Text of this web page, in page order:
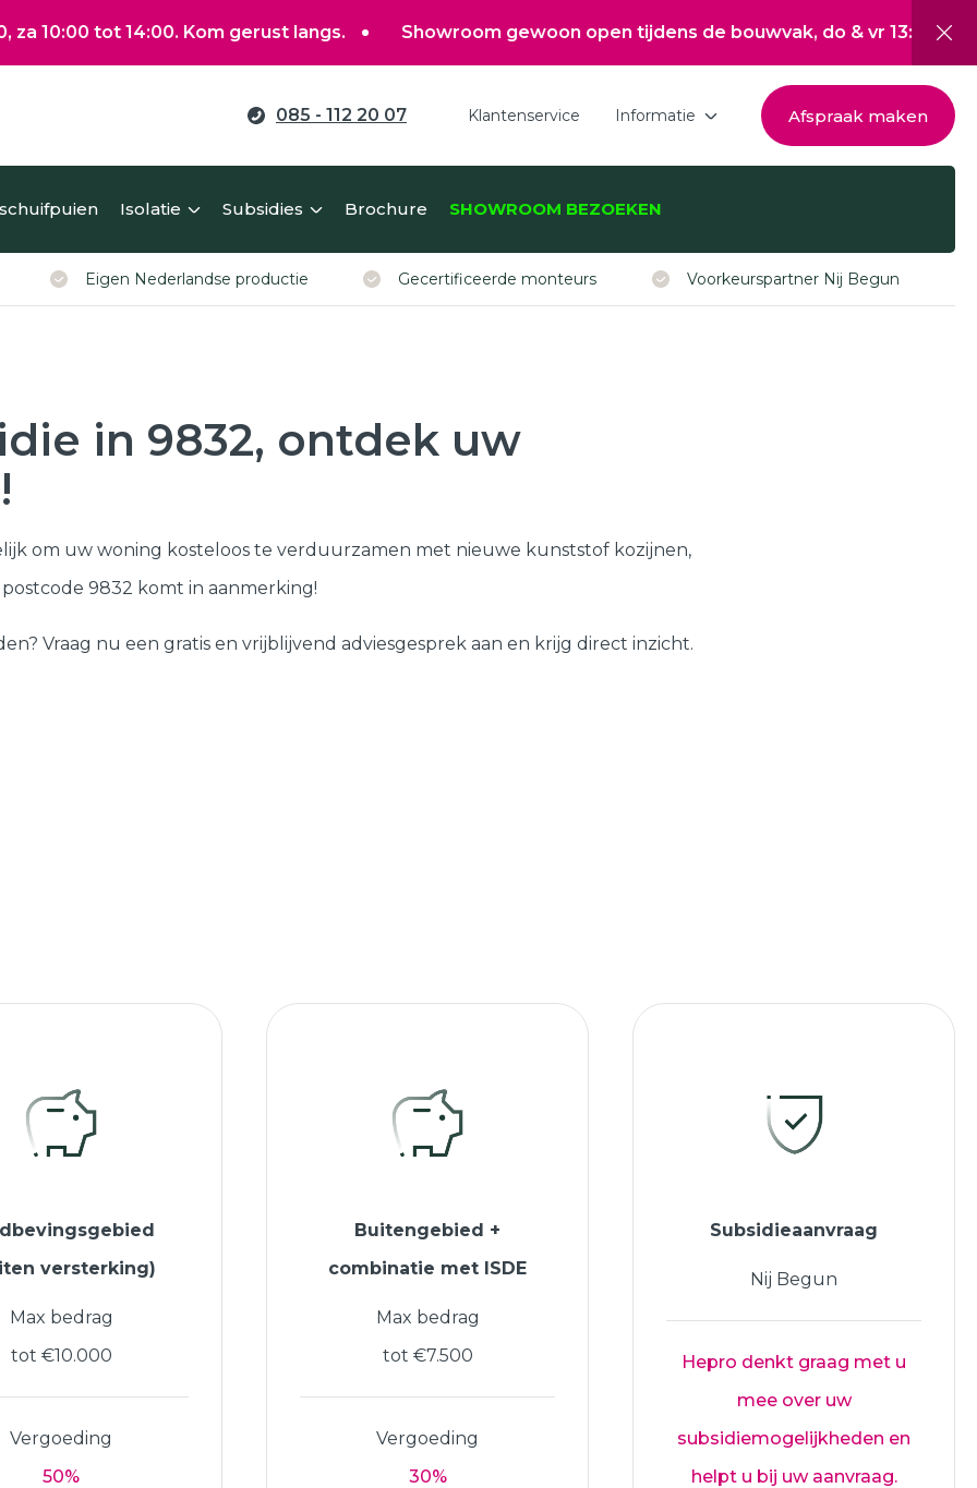
tot 14:00. Kom gerust langs. Showroom gewoon open tijdens de bouwvak, do & vr 13:00 tot 17:00, za
085 - 112 20 07 Klantenservice Informatie
Nieuwsoverzicht
Afspraak maken
Isolatie Subsidies Brochure SHOWROOM BEZOEKEN
Eigen Nederlandse productie Gecertificeerde monteurs Voorkeurspartner Nij Begun
in 9832, ontdek uw
om uw woning kosteloos te verduurzamen met nieuwe kunststof kozijnen,
9832 komt in aanmerking!
Vraag nu een gratis en vrijblijvend adviesgesprek aan en krijg direct inzicht.
versterking)
Max bedrag
tot €10.000
Vergoeding
50%
Buitengebied +
combinatie met ISDE
Max bedrag
tot €7.500
Vergoeding
30%
Subsidieaanvraag
Nij Begun
Hepro denkt graag met u
mee over uw
subsidiemogelijkheden en
helpt u bij uw aanvraag.
verduurzamen?
u eenvoudig een richtprijs voor uw kunststof kozijnen, -deuren,
Samenstellen Samenstellen